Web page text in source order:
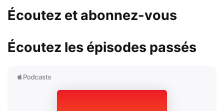
Écoutez et abonnez-vous
Écoutez les épisodes passés